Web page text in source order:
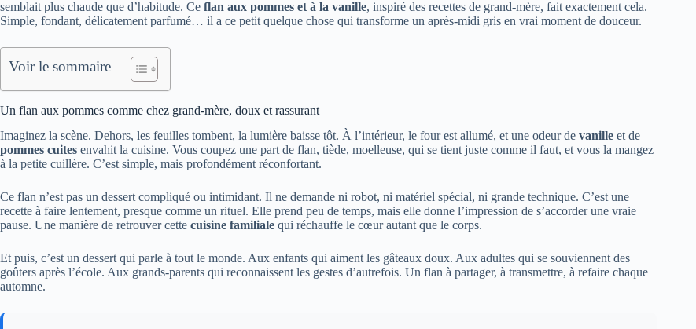
semblait plus chaude que d’habitude. Ce flan aux pommes et à la vanille, inspiré des recettes de grand-mère, fait exactement cela.
Simple, fondant, délicatement parfumé… il a ce petit quelque chose qui transforme un après-midi gris en vrai moment de douceur.
Voir le sommaire
Un flan aux pommes comme chez grand-mère, doux et rassurant
Imaginez la scène. Dehors, les feuilles tombent, la lumière baisse tôt. À l’intérieur, le four est allumé, et une odeur de vanille et de
pommes cuites envahit la cuisine. Vous coupez une part de flan, tiède, moelleuse, qui se tient juste comme il faut, et vous la mangez
à la petite cuillère. C’est simple, mais profondément réconfortant.
Ce flan n’est pas un dessert compliqué ou intimidant. Il ne demande ni robot, ni matériel spécial, ni grande technique. C’est une
recette à faire lentement, presque comme un rituel. Elle prend peu de temps, mais elle donne l’impression de s’accorder une vraie
pause. Une manière de retrouver cette cuisine familiale qui réchauffe le cœur autant que le corps.
Et puis, c’est un dessert qui parle à tout le monde. Aux enfants qui aiment les gâteaux doux. Aux adultes qui se souviennent des
goûters après l’école. Aux grands-parents qui reconnaissent les gestes d’autrefois. Un flan à partager, à transmettre, à refaire chaque
automne.